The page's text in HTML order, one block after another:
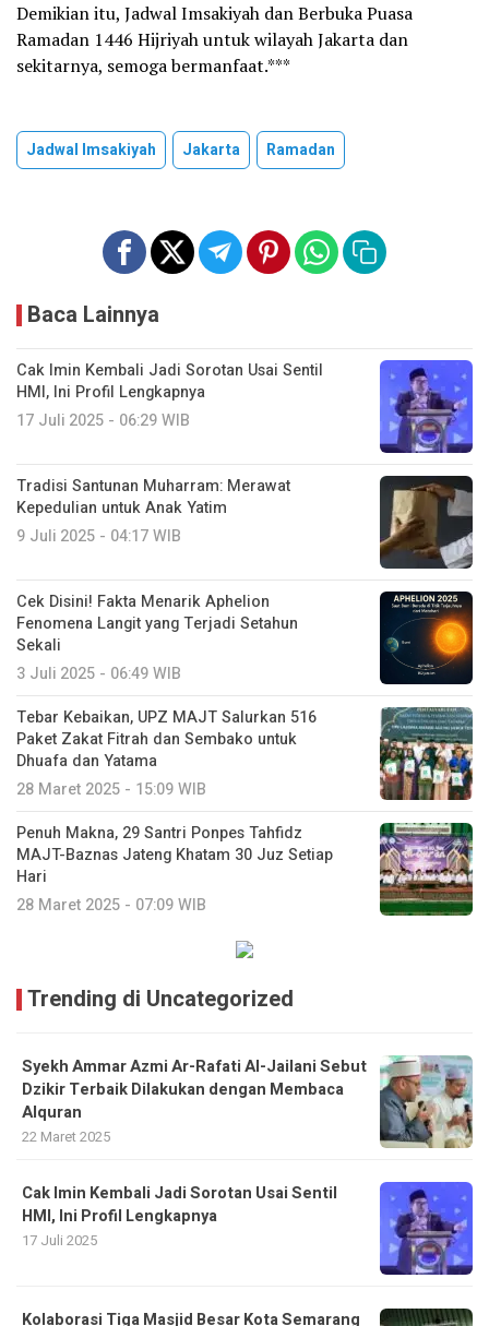
Demikian itu, Jadwal Imsakiyah dan Berbuka Puasa
Ramadan 1446 Hijriyah untuk wilayah Jakarta dan
sekitarnya, semoga bermanfaat.***
Jadwal Imsakiyah Jakarta Ramadan
Baca Lainnya
Cak Imin Kembali Jadi Sorotan Usai Sentil
HMI, Ini Profil Lengkapnya
17 Juli 2025 - 06:29 WIB
Tradisi Santunan Muharram: Merawat
Kepedulian untuk Anak Yatim
9 Juli 2025 - 04:17 WIB
Cek Disini! Fakta Menarik Aphelion
Fenomena Langit yang Terjadi Setahun
Sekali
3 Juli 2025 - 06:49 WIB
Tebar Kebaikan, UPZ MAJT Salurkan 516
Paket Zakat Fitrah dan Sembako untuk
Dhuafa dan Yatama
28 Maret 2025 - 15:09 WIB
Penuh Makna, 29 Santri Ponpes Tahfidz
MAJT-Baznas Jateng Khatam 30 Juz Setiap
Hari
28 Maret 2025 - 07:09 WIB
Trending di Uncategorized
Syekh Ammar Azmi Ar-Rafati Al-Jailani Sebut
Dzikir Terbaik Dilakukan dengan Membaca
Alquran
22 Maret 2025
Cak Imin Kembali Jadi Sorotan Usai Sentil
HMI, Ini Profil Lengkapnya
17 Juli 2025
Kolaborasi Tiga Masjid Besar Kota Semarang